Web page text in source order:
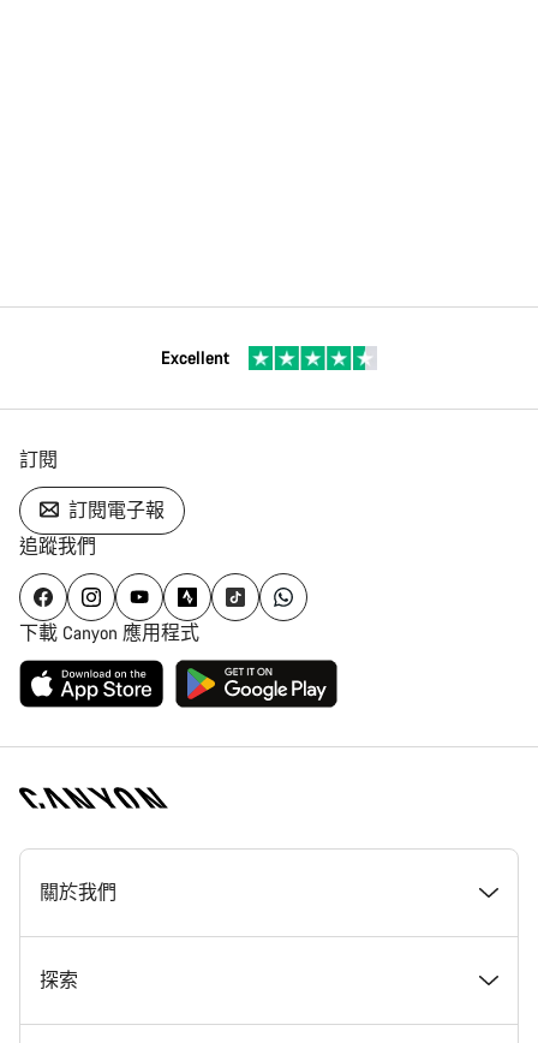
Excellent
訂閱
訂閱電子報
追蹤我們
下載 Canyon 應用程式
[footer.linksList.title]
關於我們
獎勵
探索